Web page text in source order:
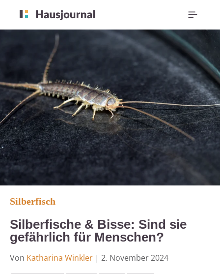
Silberfisch
Silberfische & Bisse: Sind sie
gefährlich für Menschen?
Von Katharina Winkler | 2. November 2024